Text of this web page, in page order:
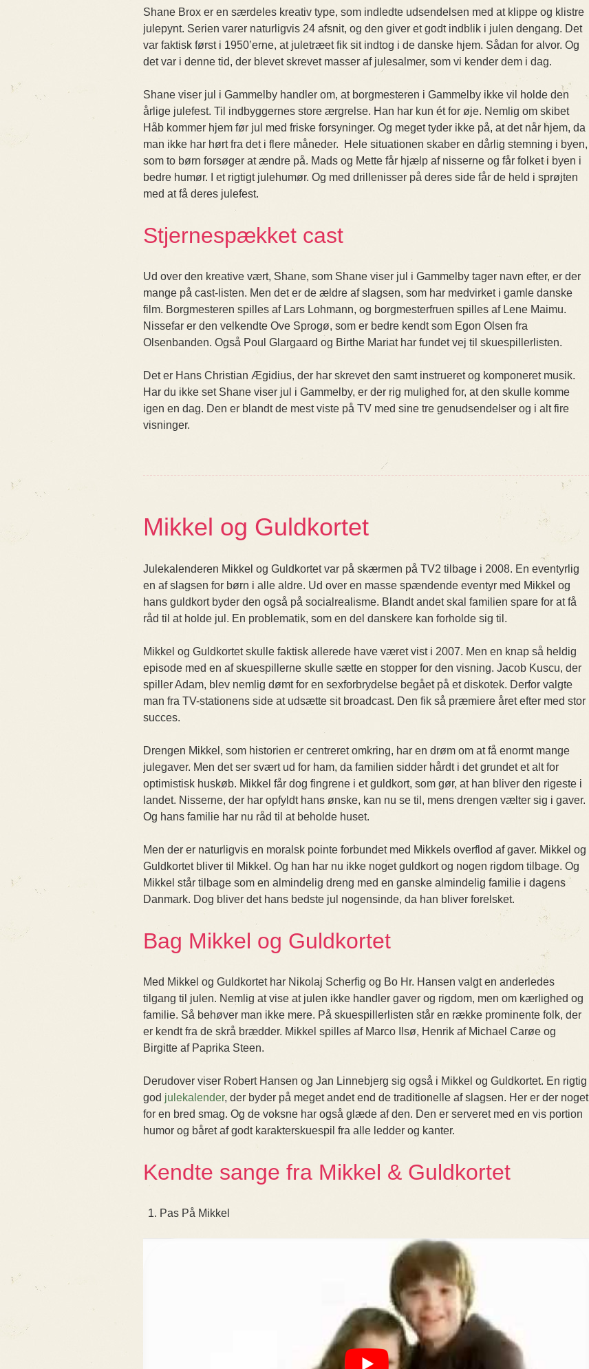
Shane Brox er en særdeles kreativ type, som indledte udsendelsen med at klippe og klistre
julepynt. Serien varer naturligvis 24 afsnit, og den giver et godt indblik i julen dengang. Det
var faktisk først i 1950’erne, at juletræet fik sit indtog i de danske hjem. Sådan for alvor. Og
det var i denne tid, der blevet skrevet masser af julesalmer, som vi kender dem i dag.
Shane viser jul i Gammelby handler om, at borgmesteren i Gammelby ikke vil holde den
årlige julefest. Til indbyggernes store ærgrelse. Han har kun ét for øje. Nemlig om skibet
Håb kommer hjem før jul med friske forsyninger. Og meget tyder ikke på, at det når hjem, da
man ikke har hørt fra det i flere måneder. Hele situationen skaber en dårlig stemning i byen,
som to børn forsøger at ændre på. Mads og Mette får hjælp af nisserne og får folket i byen i
bedre humør. I et rigtigt julehumør. Og med drillenisser på deres side får de held i sprøjten
med at få deres julefest.
Stjernespækket cast
Ud over den kreative vært, Shane, som Shane viser jul i Gammelby tager navn efter, er der
mange på cast-listen. Men det er de ældre af slagsen, som har medvirket i gamle danske
film. Borgmesteren spilles af Lars Lohmann, og borgmesterfruen spilles af Lene Maimu.
Nissefar er den velkendte Ove Sprogø, som er bedre kendt som Egon Olsen fra
Olsenbanden. Også Poul Glargaard og Birthe Mariat har fundet vej til skuespillerlisten.
Det er Hans Christian Ægidius, der har skrevet den samt instrueret og komponeret musik.
Har du ikke set Shane viser jul i Gammelby, er der rig mulighed for, at den skulle komme
igen en dag. Den er blandt de mest viste på TV med sine tre genudsendelser og i alt fire
visninger.
Mikkel og Guldkortet
Julekalenderen Mikkel og Guldkortet var på skærmen på TV2 tilbage i 2008. En eventyrlig
en af slagsen for børn i alle aldre. Ud over en masse spændende eventyr med Mikkel og
hans guldkort byder den også på socialrealisme. Blandt andet skal familien spare for at få
råd til at holde jul. En problematik, som en del danskere kan forholde sig til.
Mikkel og Guldkortet skulle faktisk allerede have været vist i 2007. Men en knap så heldig
episode med en af skuespillerne skulle sætte en stopper for den visning. Jacob Kuscu, der
spiller Adam, blev nemlig dømt for en sexforbrydelse begået på et diskotek. Derfor valgte
man fra TV-stationens side at udsætte sit broadcast. Den fik så præmiere året efter med stor
succes.
Drengen Mikkel, som historien er centreret omkring, har en drøm om at få enormt mange
julegaver. Men det ser svært ud for ham, da familien sidder hårdt i det grundet et alt for
optimistisk huskøb. Mikkel får dog fingrene i et guldkort, som gør, at han bliver den rigeste i
landet. Nisserne, der har opfyldt hans ønske, kan nu se til, mens drengen vælter sig i gaver.
Og hans familie har nu råd til at beholde huset.
Men der er naturligvis en moralsk pointe forbundet med Mikkels overflod af gaver. Mikkel og
Guldkortet bliver til Mikkel. Og han har nu ikke noget guldkort og nogen rigdom tilbage. Og
Mikkel står tilbage som en almindelig dreng med en ganske almindelig familie i dagens
Danmark. Dog bliver det hans bedste jul nogensinde, da han bliver forelsket.
Bag Mikkel og Guldkortet
Med Mikkel og Guldkortet har Nikolaj Scherfig og Bo Hr. Hansen valgt en anderledes
tilgang til julen. Nemlig at vise at julen ikke handler gaver og rigdom, men om kærlighed og
familie. Så behøver man ikke mere. På skuespillerlisten står en række prominente folk, der
er kendt fra de skrå brædder. Mikkel spilles af Marco Ilsø, Henrik af Michael Carøe og
Birgitte af Paprika Steen.
Derudover viser Robert Hansen og Jan Linnebjerg sig også i Mikkel og Guldkortet. En rigtig
god julekalender, der byder på meget andet end de traditionelle af slagsen. Her er der noget
for en bred smag. Og de voksne har også glæde af den. Den er serveret med en vis portion
humor og båret af godt karakterskuespil fra alle ledder og kanter.
Kendte sange fra Mikkel & Guldkortet
Pas På Mikkel